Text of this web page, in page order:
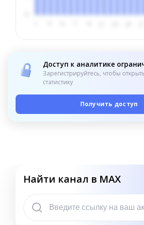
Доступ к аналитике
Зарегистрируйтесь, чтобы
статистику
Получить доступ
Найти канал в MAX